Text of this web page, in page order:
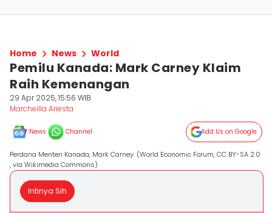
Home News World
Pemilu Kanada: Mark Carney Klaim
Raih Kemenangan
29 Apr 2025, 15:56 WIB
Marcheilla Ariesta
News Channel Add Us on Google
Perdana Menteri Kanada, Mark Carney. (World Economic Forum, CC BY-SA 2.0
, via Wikimedia Commons)
Intinya Sih